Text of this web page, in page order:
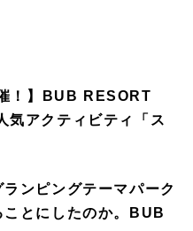
！】BUB RESORT
アクティビティ「ス
ンピングテーマパーク
ことにしたのか。BUB